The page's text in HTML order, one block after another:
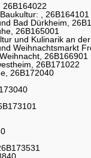
26B164022
, 26B164101
Bad Dürkheim,
26B165001
und Kulinarik an
Weihnachtsmarkt
26B166901
26B171022
26B172040